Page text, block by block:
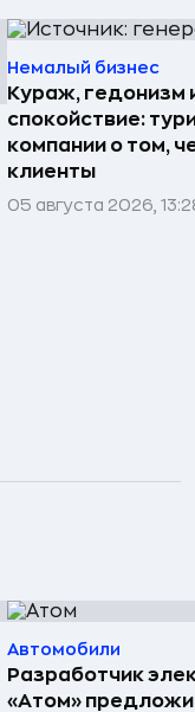
Немалый бизнес
Кураж, гедонизм
спокойствие:
компании о том,
клиенты
05 августа 2026,
Автомобили
Разработчик
«Атом»